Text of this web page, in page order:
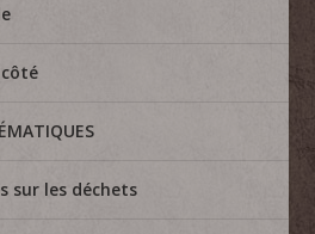
sur les déchets